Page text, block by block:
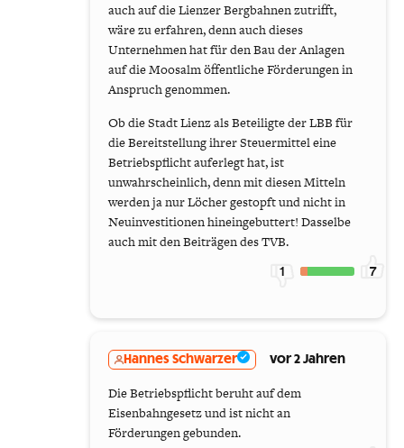
auch auf die Lienzer Bergbahnen zutrifft,
wäre zu erfahren, denn auch dieses
Unternehmen hat für den Bau der Anlagen
auf die Moosalm öffentliche Förderungen in
Anspruch genommen.
Ob die Stadt Lienz als Beteiligte der LBB für
die Bereitstellung ihrer Steuermittel eine
Betriebspflicht auferlegt hat, ist
unwahrscheinlich, denn mit diesen Mitteln
werden ja nur Löcher gestopft und nicht in
Neuinvestitionen hineingebuttert! Dasselbe
auch mit den Beiträgen des TVB.
1 7
Hannes Schwarzer vor 2 Jahren
Die Betriebspflicht beruht auf dem
Eisenbahngesetz und ist nicht an
Förderungen gebunden.